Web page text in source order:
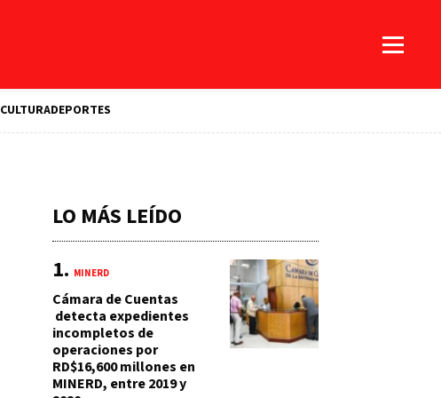
CULTURADEPORTES
LO MÁS LEÍDO
MINERD
Cámara de Cuentas
detecta expedientes
incompletos de
operaciones por
RD$16,600 millones en
MINERD, entre 2019 y